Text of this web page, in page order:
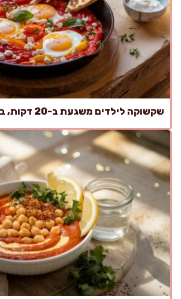
שקשוקה לילדים משגעת ב-20 דקות, בלי חריף בכלל